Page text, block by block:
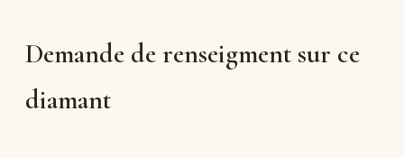
Demande de renseigment sur ce
diamant